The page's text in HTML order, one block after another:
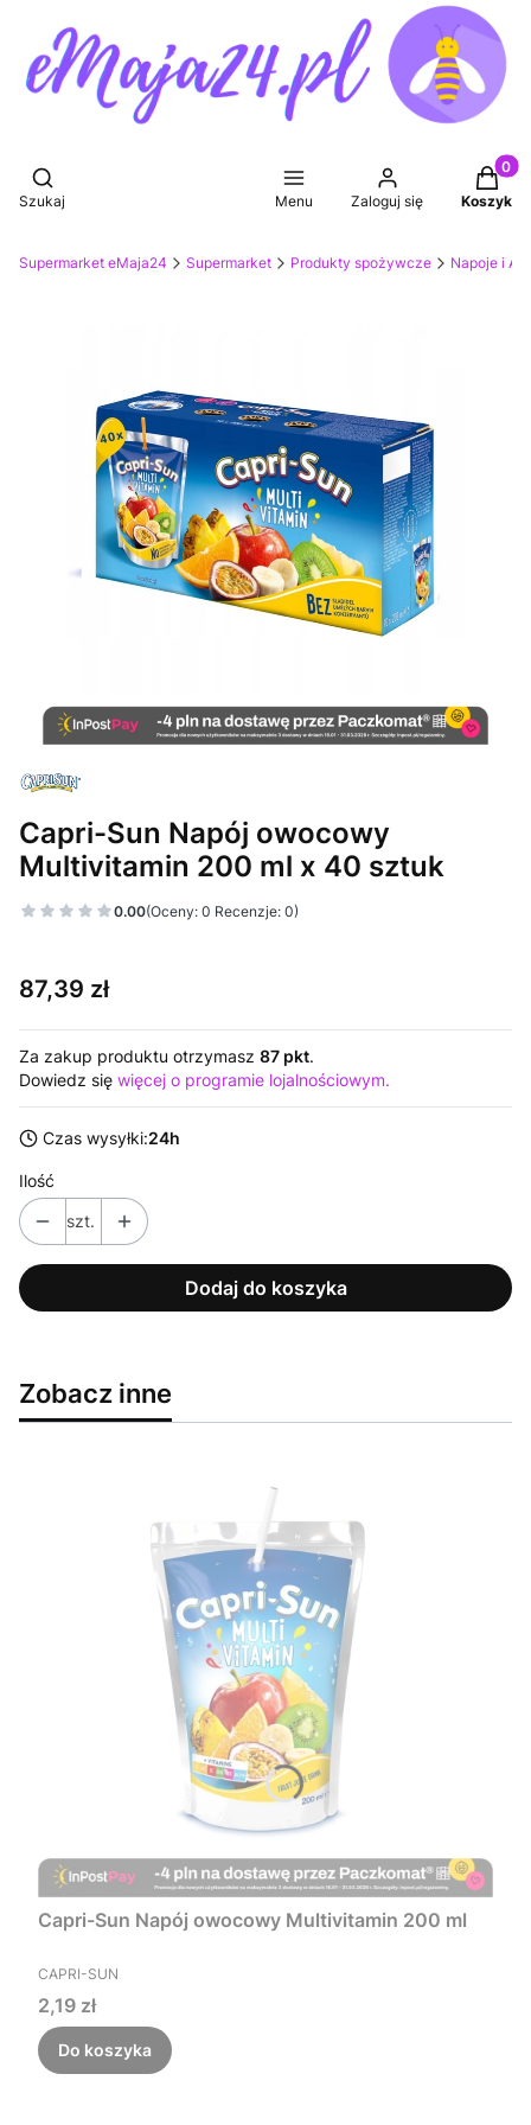
Otwórz wyszukiwarkę
Szukaj Menu Zaloguj się Koszyk
Supermarket eMaja24 Supermarket Produkty spożywcze Napoje i
Capri-Sun Napój owocowy
Multivitamin 200 ml x 40 sztuk
0.00(Oceny: 0 Recenzje: 0)
Cena
87,39 zł
Za zakup produktu otrzymasz 87 pkt.
Dowiedz się więcej o programie lojalnościowym.
Czas wysyłki:24h
Ilość
szt.
Dodaj do koszyka
Zobacz inne
Capri-Sun Napój owocowy Multivitamin 200 ml
PRODUCENT
CAPRI-SUN
Cena
2,19 zł
Do koszyka